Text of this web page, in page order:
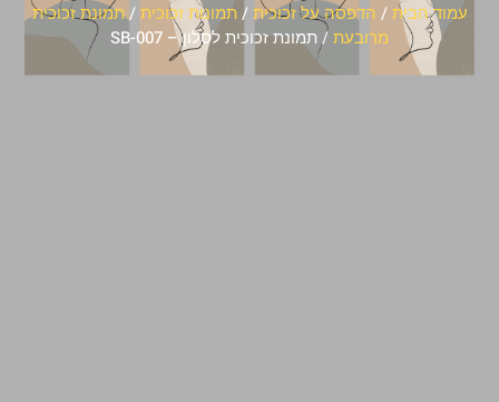
עמוד הבית/ הדפסה על זכוכית/ תמונות זכוכית/תמונת זכוכית
מרובעת/ תמונת זכוכית לסלון – SB-007